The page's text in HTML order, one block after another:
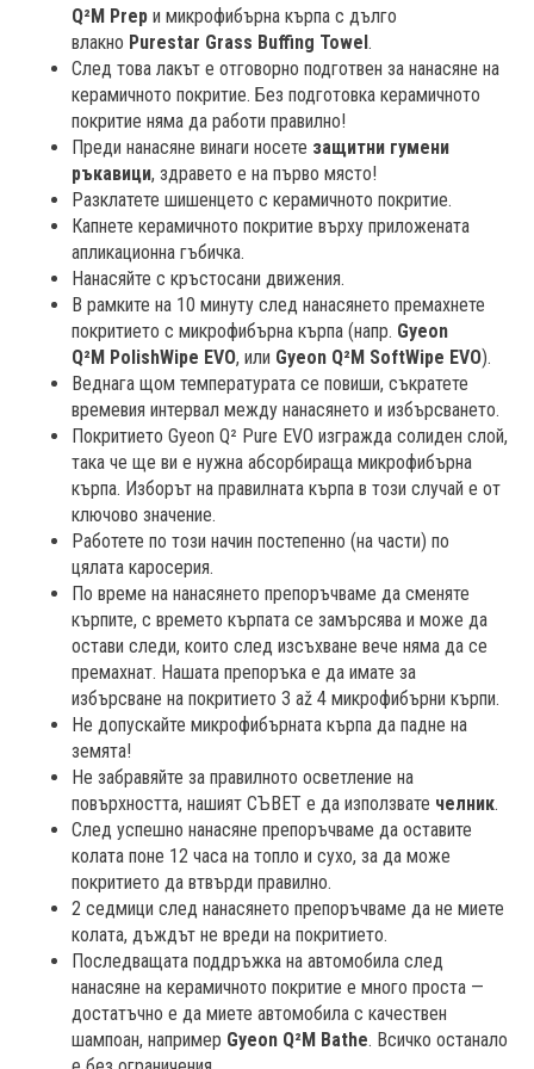
Q²M Prep и микрофибърна кърпа с дълго
влакно Purestar Grass Buffing Towel.
След това лакът е отговорно подготвен за нанасяне на
керамичното покритие. Без подготовка керамичното
покритие няма да работи правилно!
Преди нанасяне винаги носете защитни гумени
ръкавици, здравето е на първо място!
Разклатете шишенцето с керамичното покритие.
Капнете керамичното покритие върху приложената
апликационна гъбичка.
Нанасяйте с кръстосани движения.
В рамките на 10 минутy след нанасянето премахнете
покритието с микрофибърна кърпа (напр. Gyeon
Q²M PolishWipe EVO, или Gyeon Q²M SoftWipe EVO).
Веднага щом температурата се повиши, съкратете
времевия интервал между нанасянето и избърсването.
Покритието Gyeon Q² Pure EVO изгражда солиден слой,
така че ще ви е нужна абсорбираща микрофибърна
кърпа. Изборът на правилната кърпа в този случай е от
ключово значение.
Работете по този начин постепенно (на части) по
цялата каросерия.
По време на нанасянето препоръчваме да сменяте
кърпите, с времето кърпата се замърсява и може да
остави следи, които след изсъхване вече няма да се
премахнат. Нашата препоръка е да имате за
избърсване на покритието 3 až 4 микрофибърни кърпи.
Не допускайте микрофибърната кърпа да падне на
земята!
Не забравяйте за правилното осветление на
повърхността, нашият СЪВЕТ е да използвате челник.
След успешно нанасяне препоръчваме да оставите
колата поне 12 часа на топло и сухо, за да може
покритието да втвърди правилно.
2 седмици след нанасянето препоръчваме да не миете
колата, дъждът не вреди на покритието.
Последващата поддръжка на автомобила след
нанасяне на керамичното покритие е много проста —
достатъчно е да миете автомобила с качествен
шампоан, например Gyeon Q²M Bathe. Всичко останало